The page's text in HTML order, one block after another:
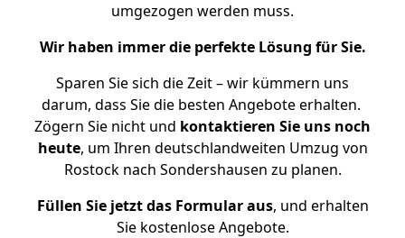
umgezogen werden muss.
Wir haben immer die perfekte Lösung für Sie.
Sparen Sie sich die Zeit – wir kümmern uns
darum, dass Sie die besten Angebote erhalten.
Zögern Sie nicht und kontaktieren Sie uns noch
heute, um Ihren deutschlandweiten Umzug von
Rostock nach Sondershausen zu planen.
Füllen Sie jetzt das Formular aus, und erhalten
Sie kostenlose Angebote.